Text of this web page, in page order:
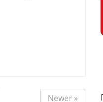
до Навчання(стажування)
Newer »